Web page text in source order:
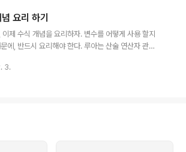
잠깐, 배정문을 쓰지 않고 사용된 변수에는 기본적
중 배정문시 a,b,c = 1,2 일 때 c 는 nil 값이 들어가
요리 하기
제 수식 개념을 요리하자. 변수를 어떻게 사용 할지
에, 반드시 요리해야 한다. 루아는 산술 연산자 관계
대로 산술연산을 지원하며, 추가적으로 나머지 연산
에서 처럼 != 과 동
한 비교는 허용치..
3.